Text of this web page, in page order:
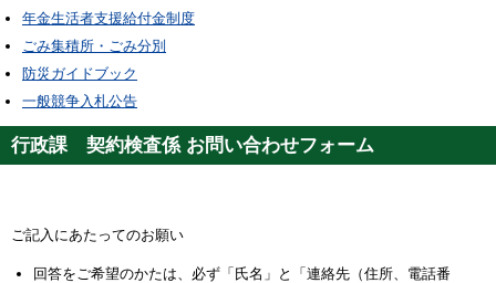
年金生活者支援給付金制度
ごみ集積所・ごみ分別
防災ガイドブック
一般競争入札公告
行政課 契約検査係 お問い合わせフォーム
ご記入にあたってのお願い
回答をご希望のかたは、必ず「氏名」と「連絡先（住所、電話番